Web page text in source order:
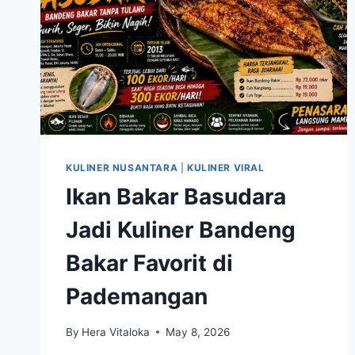
KULINER NUSANTARA KULINER VIRAL
Ikan Bakar Basudara
Jadi Kuliner Bandeng
Bakar Favorit di
Pademangan
By Hera Vitaloka May 8, 2026